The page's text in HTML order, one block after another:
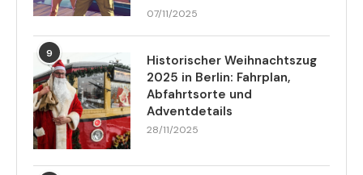
07/11/2025
9
Historischer Weihnachtszug
2025 in Berlin: Fahrplan,
Abfahrtsorte und
Adventdetails
28/11/2025